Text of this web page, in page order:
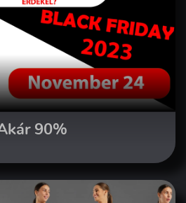
90%